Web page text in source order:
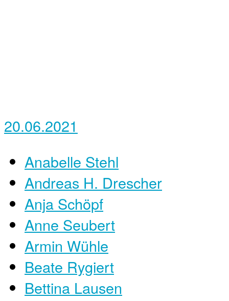
20.06.2021
Anabelle Stehl
Andreas H. Drescher
Anja Schöpf
Anne Seubert
Armin Wühle
Beate Rygiert
Bettina Lausen